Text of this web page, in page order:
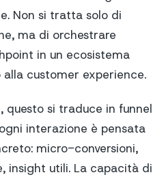
Non si tratta solo di
ma di orchestrare
in un ecosistema
customer experience.
questo si traduce in funnel
interazione è pensata
micro-conversioni,
insight utili. La capacità di